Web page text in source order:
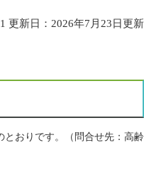
更新日：2026年7月23日更新
りです。（問合せ先：高齢